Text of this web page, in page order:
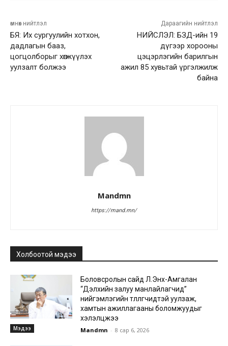
өмнөх нийтлэл
БЯ: Их сургуулийн хотхон,
дадлагын бааз,
цогцолборыг хөгжүүлэх
уулзалт болжээ
Дараагийн нийтлэл
НИЙСЛЭЛ: БЗД-ийн 19
дүгээр хорооны
цэцэрлэгийн барилгын
ажил 85 хувьтай үргэлжилж
байна
Mandmn
https://mand.mn/
Холбоотой мэдээ
Мэдээ
Боловсролын сайд Л.Энх-Амгалан
“Дэлхийн залуу манлайлагчид”
нийгэмлэгийн төлөөлөгчидтэй уулзаж,
хамтын ажиллагааны боломжуудыг
хэлэлцжээ
Mandmn - 8 сар 6, 2026